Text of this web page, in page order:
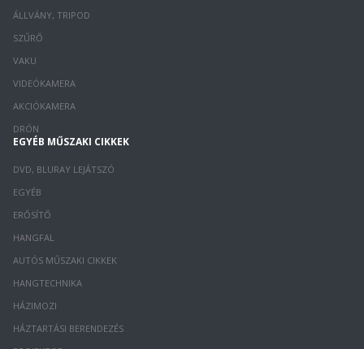
ÁLLVÁNY, TRIPOD
SZŰRŐ
VAKU
VIDEÓKAMERA
AKCIÓKAMERA
DRÓN
EGYÉB MŰSZAKI CIKKEK
DVD, BLURAY LEJÁTSZÓ
EGYÉB
ERŐSÍTŐ
HANGFAL
AUTÓS MŰSZAKI CIKKEK
HANGTECHNIKA
HÁZIMOZI
HÁZTARTÁSI BERENDEZÉS